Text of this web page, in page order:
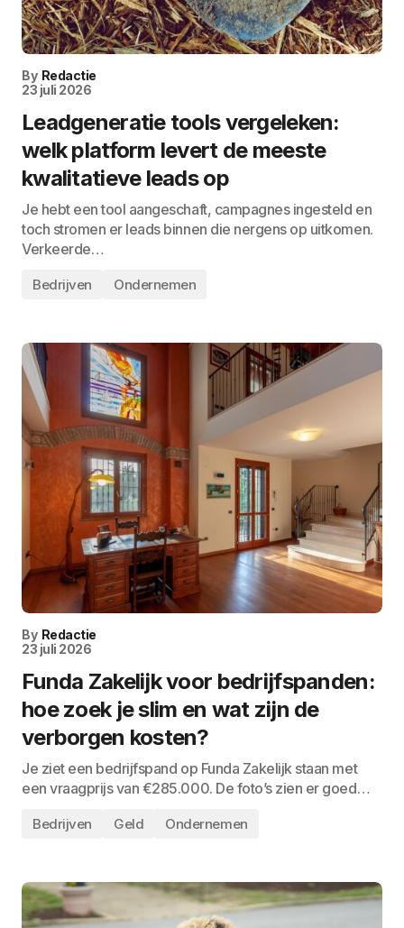
By Redactie
23 juli 2026
Leadgeneratie tools vergeleken:
welk platform levert de meeste
kwalitatieve leads op
Je hebt een tool aangeschaft, campagnes ingesteld en
toch stromen er leads binnen die nergens op uitkomen.
Verkeerde…
Bedrijven Ondernemen
By Redactie
23 juli 2026
Funda Zakelijk voor bedrijfspanden:
hoe zoek je slim en wat zijn de
verborgen kosten?
Je ziet een bedrijfspand op Funda Zakelijk staan met
een vraagprijs van €285.000. De foto’s zien er goed…
Bedrijven Geld Ondernemen